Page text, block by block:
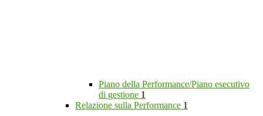
Piano della Performance/Piano esecutivo
di gestione 1
Relazione sulla Performance 1